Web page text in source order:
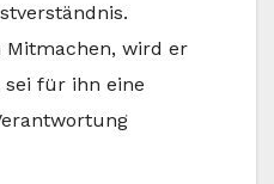
Mitmachen, wird er
sei für ihn eine